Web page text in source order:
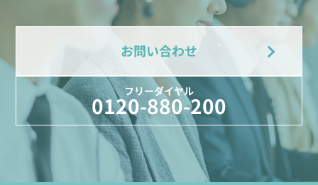
お問い合わせ
フリーダイヤル
0120-880-200